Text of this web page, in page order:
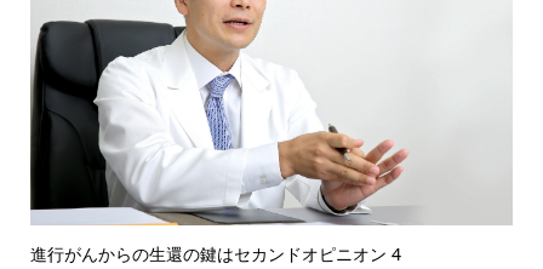
進行がんからの生還の鍵はセカンドオピニオン 4